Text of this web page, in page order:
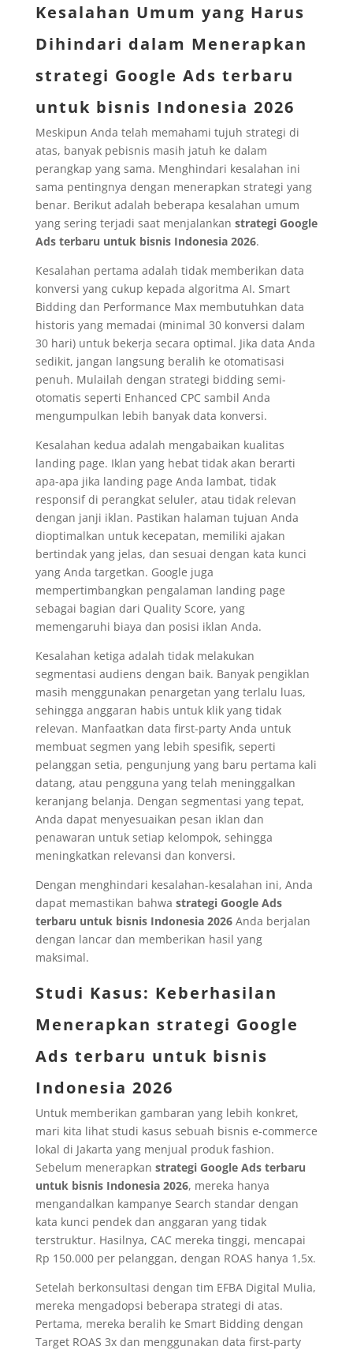
Kesalahan Umum yang Harus
Dihindari dalam Menerapkan
strategi Google Ads terbaru
untuk bisnis Indonesia 2026
Meskipun Anda telah memahami tujuh strategi di
atas, banyak pebisnis masih jatuh ke dalam
perangkap yang sama. Menghindari kesalahan ini
sama pentingnya dengan menerapkan strategi yang
benar. Berikut adalah beberapa kesalahan umum
yang sering terjadi saat menjalankan strategi Google
Ads terbaru untuk bisnis Indonesia 2026.
Kesalahan pertama adalah tidak memberikan data
konversi yang cukup kepada algoritma AI. Smart
Bidding dan Performance Max membutuhkan data
historis yang memadai (minimal 30 konversi dalam
30 hari) untuk bekerja secara optimal. Jika data Anda
sedikit, jangan langsung beralih ke otomatisasi
penuh. Mulailah dengan strategi bidding semi-
otomatis seperti Enhanced CPC sambil Anda
mengumpulkan lebih banyak data konversi.
Kesalahan kedua adalah mengabaikan kualitas
landing page. Iklan yang hebat tidak akan berarti
apa-apa jika landing page Anda lambat, tidak
responsif di perangkat seluler, atau tidak relevan
dengan janji iklan. Pastikan halaman tujuan Anda
dioptimalkan untuk kecepatan, memiliki ajakan
bertindak yang jelas, dan sesuai dengan kata kunci
yang Anda targetkan. Google juga
mempertimbangkan pengalaman landing page
sebagai bagian dari Quality Score, yang
memengaruhi biaya dan posisi iklan Anda.
Kesalahan ketiga adalah tidak melakukan
segmentasi audiens dengan baik. Banyak pengiklan
masih menggunakan penargetan yang terlalu luas,
sehingga anggaran habis untuk klik yang tidak
relevan. Manfaatkan data first-party Anda untuk
membuat segmen yang lebih spesifik, seperti
pelanggan setia, pengunjung yang baru pertama kali
datang, atau pengguna yang telah meninggalkan
keranjang belanja. Dengan segmentasi yang tepat,
Anda dapat menyesuaikan pesan iklan dan
penawaran untuk setiap kelompok, sehingga
meningkatkan relevansi dan konversi.
Dengan menghindari kesalahan-kesalahan ini, Anda
dapat memastikan bahwa strategi Google Ads
terbaru untuk bisnis Indonesia 2026Anda berjalan
dengan lancar dan memberikan hasil yang
maksimal.
Studi Kasus: Keberhasilan
Menerapkan strategi Google
Ads terbaru untuk bisnis
Indonesia 2026
Untuk memberikan gambaran yang lebih konkret,
mari kita lihat studi kasus sebuah bisnis e-commerce
lokal di Jakarta yang menjual produk fashion.
Sebelum menerapkan strategi Google Ads terbaru
untuk bisnis Indonesia 2026, mereka hanya
mengandalkan kampanye Search standar dengan
kata kunci pendek dan anggaran yang tidak
terstruktur. Hasilnya, CAC mereka tinggi, mencapai
Rp 150.000 per pelanggan, dengan ROAS hanya 1,5x.
Setelah berkonsultasi dengan tim EFBA Digital Mulia,
mereka mengadopsi beberapa strategi di atas.
Pertama, mereka beralih ke Smart Bidding dengan
Target ROAS 3x dan menggunakan data first-party